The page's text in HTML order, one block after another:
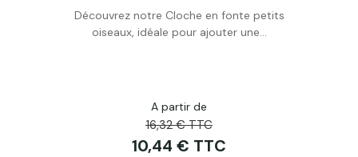
Acheter
Découvrez notre Cloche en fonte petits
oiseaux, idéale pour ajouter une...
A partir de
16,32 € TTC
10,44 € TTC